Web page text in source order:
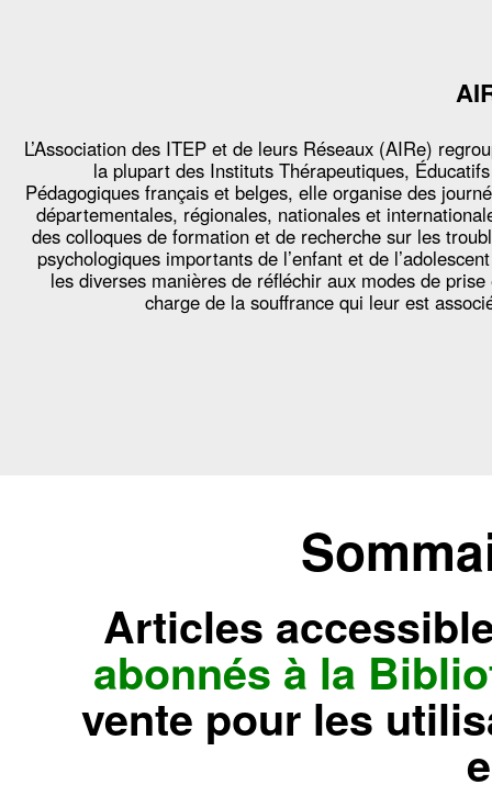
L’Association des ITEP et de leurs Réseaux (AIRe)
la plupart des Instituts Thérapeutiques,
Pédagogiques français et belges, elle organise des
départementales, régionales, nationales et
des colloques de formation et de recherche sur les
psychologiques importants de l’enfant et de
les diverses manières de réfléchir aux modes de prise
charge de la souffrance qui leur est
Articles
abonnés à la
vente pour les